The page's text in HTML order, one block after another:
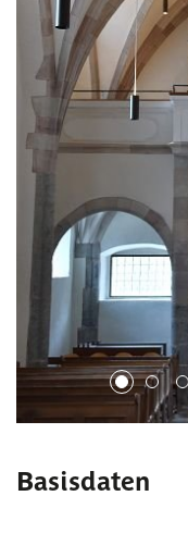
1 2 3
Basisdaten